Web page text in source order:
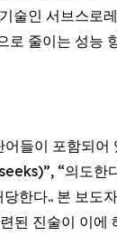
술인 서브스로
줄이는 성능
들이 포함되어
“의도
한다.. 본 보도
된 진술이 이에